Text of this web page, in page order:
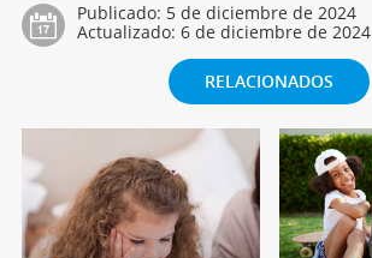
Publicado: 5 de diciembre de 2024
Actualizado: 6 de diciembre de 2024
RELACIONADOS